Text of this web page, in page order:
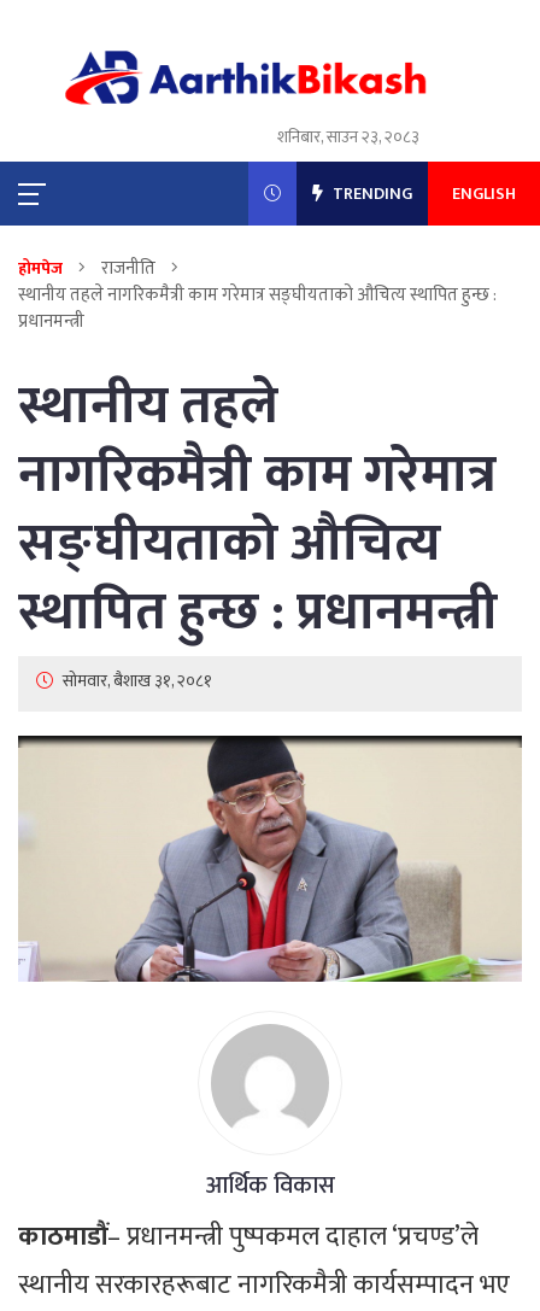
शनिबार, साउन २३, २०८३
TRENDING ENGLISH
होमपेज
राजनीति
स्थानीय तहले नागरिकमैत्री काम गरेमात्र सङ्घीयताको औचित्य स्थापित हुन्छ :
प्रधानमन्त्री
स्थानीय तहले
नागरिकमैत्री काम गरेमात्र
सङ्घीयताको औचित्य
स्थापित हुन्छ : प्रधानमन्त्री
सोमवार, बैशाख ३१, २०८१
आर्थिक विकास
काठमाडौं– प्रधानमन्त्री पुष्पकमल दाहाल ‘प्रचण्ड’ले
स्थानीय सरकारहरूबाट नागरिकमैत्री कार्यसम्पादन भए